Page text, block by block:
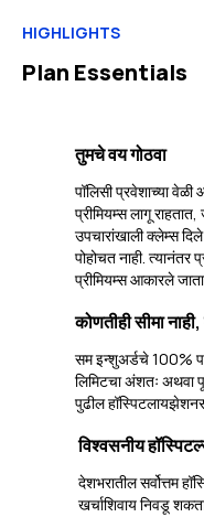
HIGHLIGHTS
Plan Essentials
तुमचे वय गोठवा
पॉलिसी प्रवेशाच्या
प्रीमियम्स लागू
उपचारांखाली क्लेम्स
पोहोचत नाही. त्यानंतर
प्रीमियम्स आकारले
कोणतीही सीमा
सम इन्शुअर्डचे 100%
लिमिटचा अंशतः अथवा
पुढील
विश्वसनीय
देशभरातील सर्वोत्तम
खर्चाशिवाय निवडू